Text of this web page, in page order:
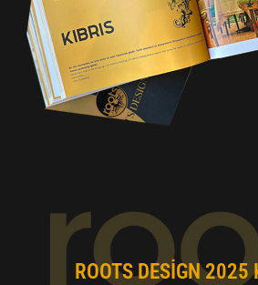
ROOTS DESIGN 2025